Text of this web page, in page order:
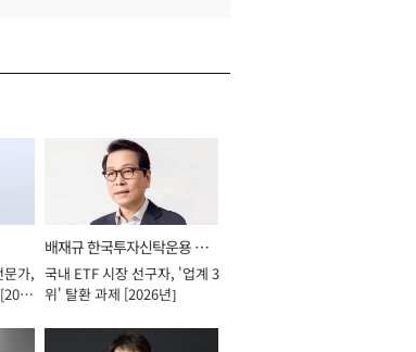
문가,
배재규 한국투자신탁운용 대
표이사 사장
국내 ETF 시장 선구자, '업계 3
위' 탈환 과제 [2026년]